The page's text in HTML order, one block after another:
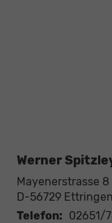
Werner
Mayenerstrasse 8
D-56729 Ettringen
Telefon: 02651/